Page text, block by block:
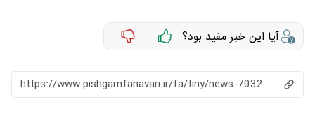
آیا این خبر مفید بود؟
https://www.pishgamfanavari.ir/fa/tiny/news-7032